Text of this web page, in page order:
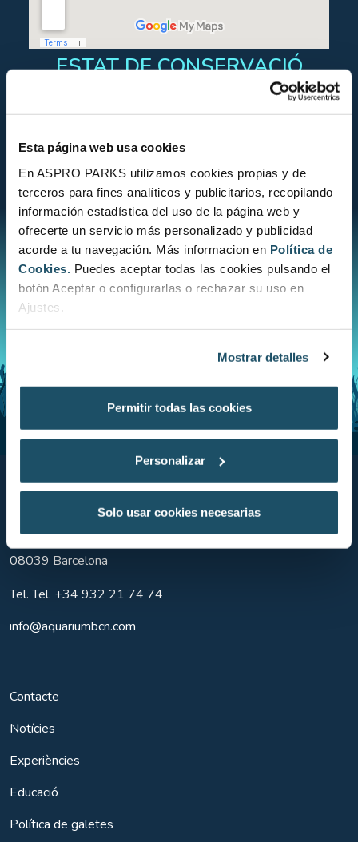
Esta página web usa cookies
En ASPRO PARKS utilizamos cookies propias y de
terceros para fines analíticos y publicitarios, recopilando
información estadística del uso de la página web y
ofrecerte un servicio más personalizado y publicidad
acorde a tu navegación. Más informacion en Política de
Cookies.
Puedes aceptar todas las cookies pulsando el
botón Aceptar o configurarlas o rechazar su uso en
Ajustes.
Mostrar detalles
Permitir todas las cookies
Personalizar
Solo usar cookies necesarias
ESTAT DE CONSERVACIÓ
CONSULTA L´ESTAT DE CONSERVACIÓ
08039 Barcelona
Tel.Tel. +34 932 21 74 74
info@aquariumbcn.com
Contacte
Notícies
Experiències
Educació
Política de galetes